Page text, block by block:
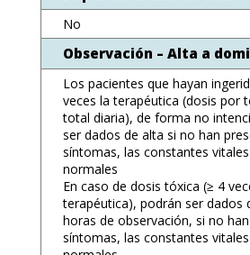
No
Observación – Alta a
Los pacientes que hayan
veces la terapéutica (dosis por
total diaria), de forma no
ser dados de alta si no han
síntomas, las constantes vitales
normales
En caso de dosis tóxica (≥ 4
terapéutica), podrán ser dados
horas de observación, si no
síntomas, las constantes vitales